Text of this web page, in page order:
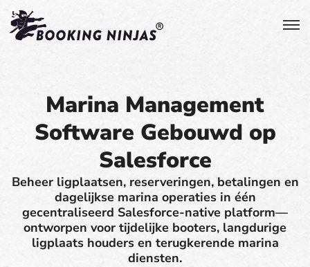
Marina Management
Software Gebouwd op
Salesforce
Beheer ligplaatsen, reserveringen, betalingen en
dagelijkse marina operaties in één
gecentraliseerd Salesforce-native platform—
ontworpen voor tijdelijke booters, langdurige
ligplaats houders en terugkerende marina
diensten.